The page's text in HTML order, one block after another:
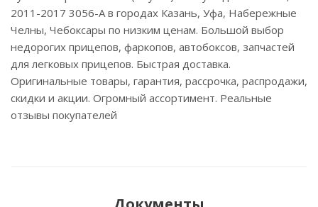
2011-2017 3056-A в городах Казань, Уфа, Набережные
Челны, Чебоксары по низким ценам. Большой выбор
недорогих прицепов, фаркопов, автобоксов, запчастей
для легковых прицепов. Быстрая доставка.
Оригинальные товары, гарантия, рассрочка, распродажи,
скидки и акции. Огромный ассортимент. Реальные
отзывы покупателей